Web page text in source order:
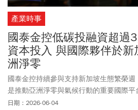
產業時事
國泰金控低碳投融資超過
資本投入 與國際夥伴於新
洲淨零
國泰金控持續參與支持新加坡生態繁榮週
是推動亞洲淨零與氣候行動的重要國際
理温珍瀚，與國泰金控資深顧問程淑芬皆
日期：2026-06-04